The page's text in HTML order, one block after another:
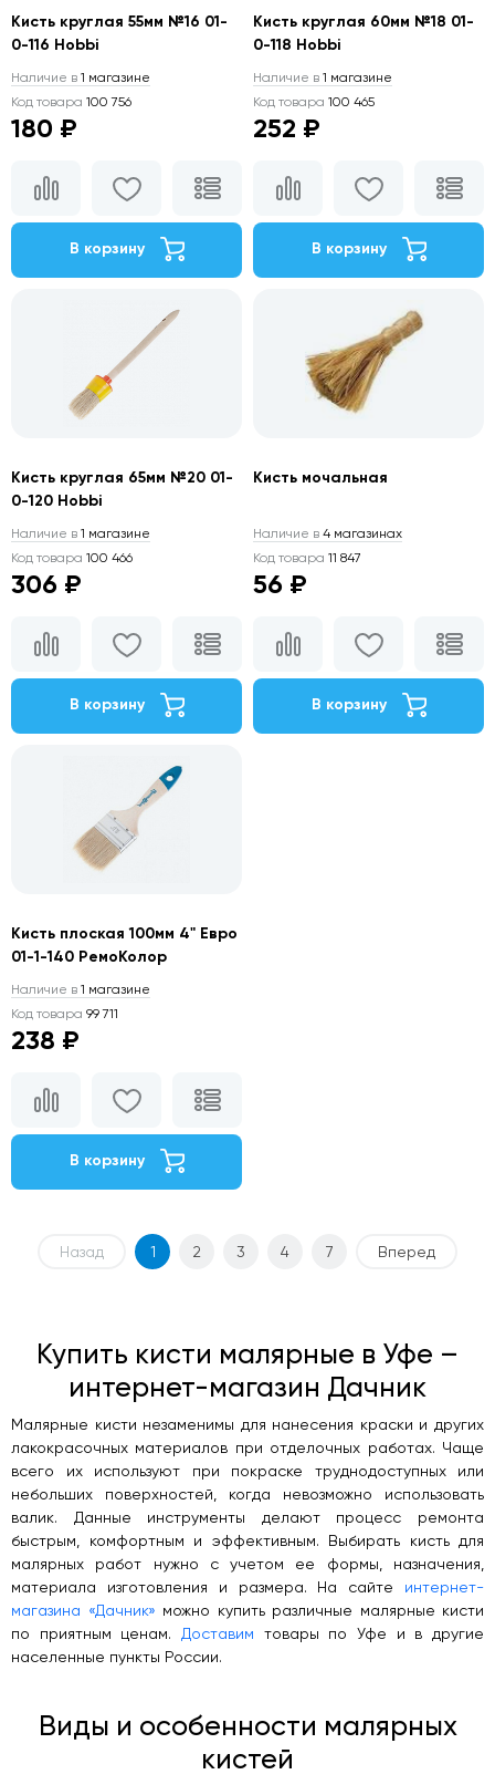
Кисть круглая 55мм №16 01-
0-116 Hobbi
Наличие в 1 магазине
Код товара 100 756
180 ₽
В корзину
Кисть круглая 60мм №18 01-
0-118 Hobbi
Наличие в 1 магазине
Код товара 100 465
252 ₽
В корзину
Кисть круглая 65мм №20 01-
0-120 Hobbi
Наличие в 1 магазине
Код товара 100 466
306 ₽
В корзину
Кисть мочальная
Наличие в 4 магазинах
Код товара 11 847
56 ₽
В корзину
Кисть плоская 100мм 4" Евро
01-1-140 РемоКолор
Наличие в 1 магазине
Код товара 99 711
238 ₽
В корзину
Назад 1 2 3 4 7 Вперед
Купить кисти малярные в Уфе –
интернет-магазин Дачник
Малярные кисти незаменимы для нанесения краски и других
лакокрасочных материалов при отделочных работах. Чаще
всего их используют при покраске труднодоступных или
небольших поверхностей, когда невозможно использовать
валик. Данные инструменты делают процесс ремонта
быстрым, комфортным и эффективным. Выбирать кисть для
малярных работ нужно с учетом ее формы, назначения,
материала изготовления и размера. На сайте интернет-
магазина «Дачник» можно купить различные малярные кисти
по приятным ценам. Доставим товары по Уфе и в другие
населенные пункты России.
Виды и особенности малярных
кистей